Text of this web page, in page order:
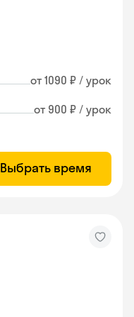
от 1090 ₽ / урок
от 900 ₽ / урок
Выбрать время